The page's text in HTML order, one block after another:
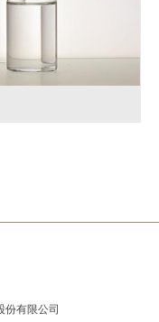
有限公司